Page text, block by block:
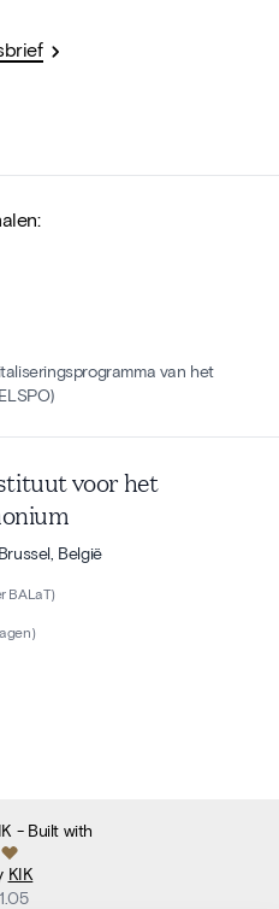
van het
voor het
België
BALaT)
- Built with
KIK
1.05